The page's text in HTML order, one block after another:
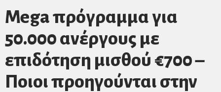
Mega πρόγραμμα για
50.000 ανέργους με
επιδότηση μισθού €700 –
Ποιοι προηγούνται στην